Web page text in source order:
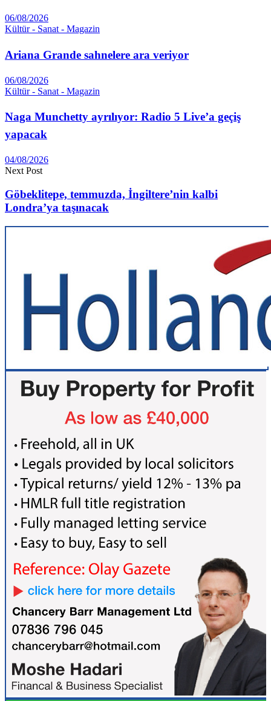
06/08/2026
Kültür - Sanat - Magazin
Ariana Grande sahnelere ara veriyor
06/08/2026
Kültür - Sanat - Magazin
Naga Munchetty ayrılıyor: Radio 5 Live’a geçiş
yapacak
04/08/2026
Next Post
Göbeklitepe, temmuzda, İngiltere’nin kalbi
Londra’ya taşınacak